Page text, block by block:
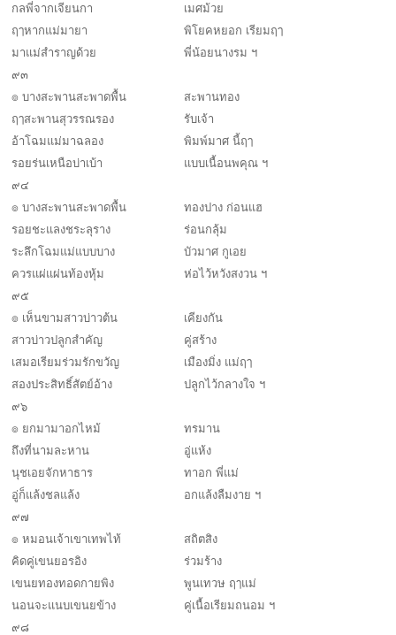
กลพี่จากเจียนกา
เมศม้วย
ฤๅหากแม่มายา
พิโยคหยอก เรียมฤๅ
มาแม่สำราญด้วย
พี่น้อยนางรม ฯ
๙๓
๏ บางสะพานสะพาดพื้น
สะพานทอง
ฤๅสะพานสุวรรณรอง
รับเจ้า
อ้าโฉมแม่มาฉลอง
พิมพ์มาศ นี้ฤๅ
รอยร่นเหนือบ่าเบ้า
แบบเนื้อนพคุณ ฯ
๙๔
๏ บางสะพานสะพาดพื้น
ทองปาง ก่อนแฮ
รอยชะแลงชระลุราง
ร่อนกลุ้ม
ระลึกโฉมแม่แบบบาง
บัวมาศ กูเอย
ควรแผ่แผ่นท้องหุ้ม
ห่อไว้หวังสงวน ฯ
๙๕
๏ เห็นขามสาวบ่าวต้น
เคียงกัน
สาวบ่าวปลูกสำคัญ
คู่สร้าง
เสมอเรียมร่วมรักขวัญ
เมืองมิ่ง แม่ฤๅ
สองประสิทธิ์สัตย์อ้าง
ปลูกไว้กลางใจ ฯ
๙๖
๏ ยกมามาอกไหม้
ทรมาน
ถึงที่นามละหาน
อู่แห้ง
นุชเอยจักหาธาร
ทาอก พี่แม่
อู่ก็แล้งชลแล้ง
อกแล้งลืมงาย ฯ
๙๗
๏ หมอนเจ้าเขาเทพไท้
สถิตสิง
คิดคู่เขนยอรอิง
ร่วมร้าง
เขนยทองทอดกายพิง
พูนเทวษ ฤๅแม่
นอนจะแนบเขนยข้าง
คู่เนื้อเรียมถนอม ฯ
๙๘